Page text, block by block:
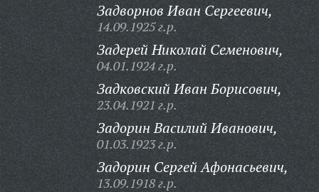
Задворнов Иван Сергеевич,
14.09.1925 г.р.
Задерей Николай Семенович,
04.01.1924 г.р.
Задковский Иван Борисович,
23.04.1921 г.р.
Задорин Василий Иванович,
01.03.1923 г.р.
Задорин Сергей Афонасьевич,
13.09.1918 г.р.